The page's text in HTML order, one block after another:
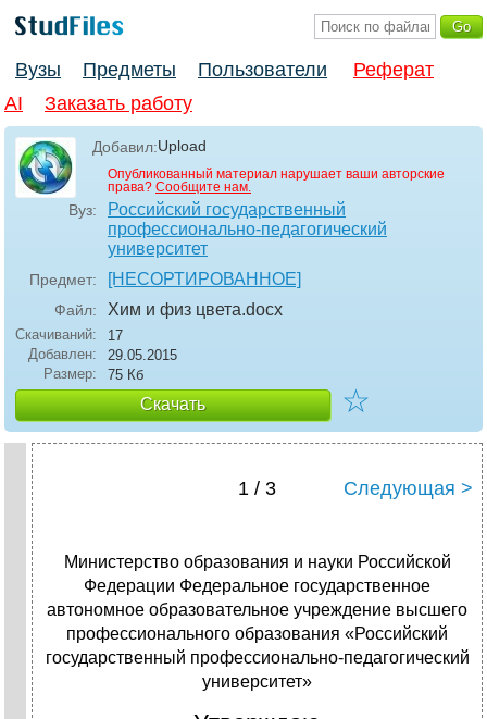
Вузы Предметы Пользователи
Реферат
AI
Заказать работу
Добавил:Upload
Опубликованный материал нарушает ваши авторские
права? Сообщите нам.
Вуз:
Российский государственный
профессионально-педагогический
университет
Предмет: [НЕСОРТИРОВАННОЕ]
Файл: Хим и физ цвета.docx
Скачиваний:
17
Добавлен:
29.05.2015
Размер:
75 Кб
Скачать ☆
1 / 3 Следующая >
Министерство образования и науки Российской
Федерации Федеральное государственное
автономное образовательное учреждение высшего
профессионального образования «Российский
государственный профессионально-педагогический
университет»